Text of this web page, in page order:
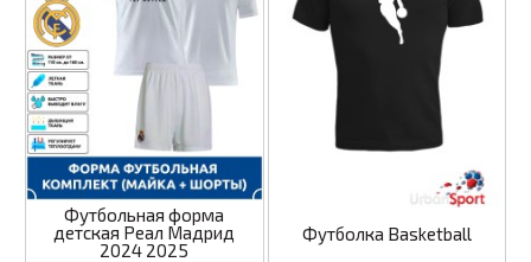
Футбольная форма
детская Реал Мадрид
2024 2025
Футболка Basketball